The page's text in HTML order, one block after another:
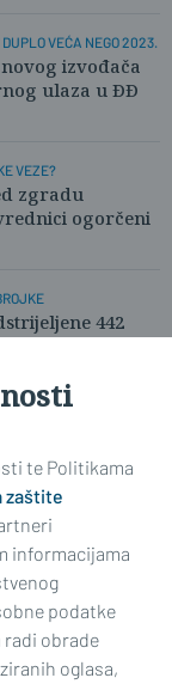
VEĆA NEGO 2023.
izvođača
ulaza u ĐĐ
VEZE?
zgradu
ogorčeni
442
te Politikama
zaštite
informacijama
podatke
obrade
oglasa,